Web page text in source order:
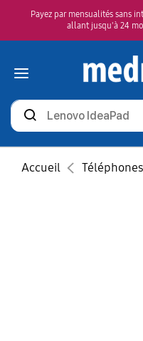
Payez par mensualités sans
allant jusqu'à 24
Rechercher
des
produits
Accueil